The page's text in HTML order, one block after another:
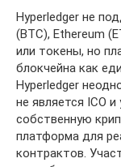
Hyperledger не
(BTC), Ethereum
или токены, но
блокчейна как
Hyperledger
не является ICO
собственную
платформа для
контрактов.